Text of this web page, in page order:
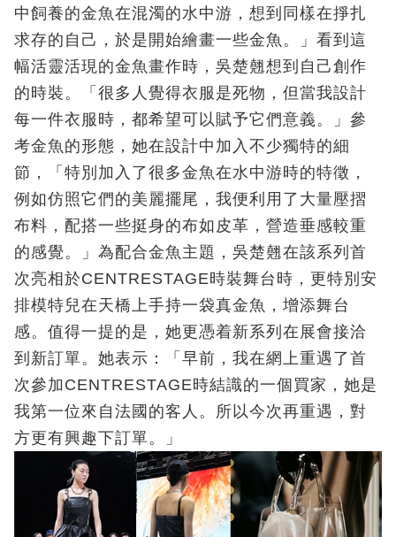
中飼養的金魚在混濁的水中游，想到同樣在掙扎
求存的自己，於是開始繪畫一些金魚。」看到這
幅活靈活現的金魚畫作時，吳楚翹想到自己創作
的時裝。「很多人覺得衣服是死物，但當我設計
每一件衣服時，都希望可以賦予它們意義。」參
考金魚的形態，她在設計中加入不少獨特的細
節，「特別加入了很多金魚在水中游時的特徵，
例如仿照它們的美麗擺尾，我便利用了大量壓摺
布料，配搭一些挺身的布如皮革，營造垂感較重
的感覺。」為配合金魚主題，吳楚翹在該系列首
次亮相於CENTRESTAGE時裝舞台時，更特別安
排模特兒在天橋上手持一袋真金魚，增添舞台
感。值得一提的是，她更憑着新系列在展會接洽
到新訂單。她表示：「早前，我在網上重遇了首
次參加CENTRESTAGE時結識的一個買家，她是
我第一位來自法國的客人。所以今次再重遇，對
方更有興趣下訂單。」